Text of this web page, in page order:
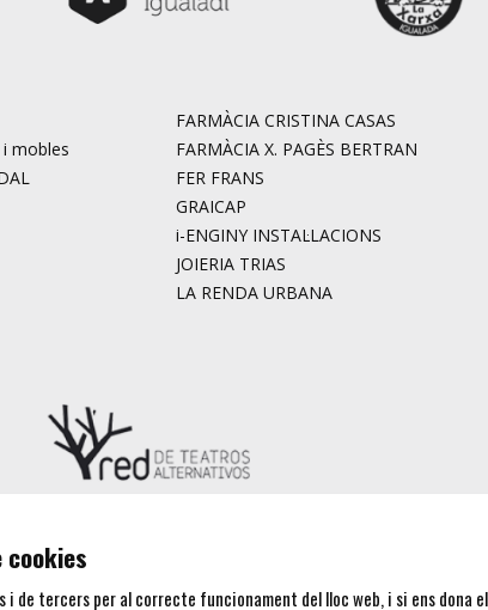
i mobles
FARMÀCIA CRISTINA CASAS
FARMÀCIA X. PAGÈS BERTRAN
FER FRANS
GRAICAP
i-ENGINY INSTAL·LACIONS
JOIERIA TRIAS
LA RENDA URBANA
de tercers per al correcte funcionament del lloc web, i si ens dona